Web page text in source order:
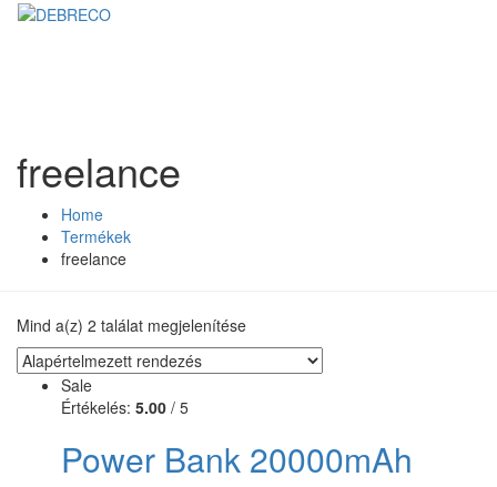
freelance
Home
Termékek
freelance
Mind a(z) 2 találat megjelenítése
Sale
Értékelés: 5.00 / 5
Power Bank 20000mAh